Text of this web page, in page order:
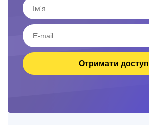
Отримати доступ